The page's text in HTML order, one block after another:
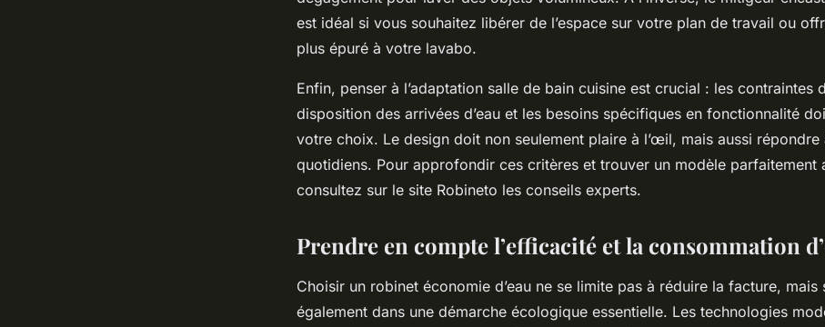
est idéal si vous souhaitez libérer de l’espace sur votre plan de travail ou
plus épuré à votre lavabo.
Enfin, penser à l’adaptation salle de bain cuisine est crucial : les contraintes
disposition des arrivées d’eau et les besoins spécifiques en fonctionnalité
votre choix. Le design doit non seulement plaire à l’œil, mais aussi répondre
quotidiens. Pour approfondir ces critères et trouver un modèle parfaitement
consultez sur le site Robineto les conseils experts.
Prendre en compte l’efficacité et la consommation
Choisir un robinet économie d’eau ne se limite pas à réduire la facture, mais
également dans une démarche écologique essentielle. Les technologies